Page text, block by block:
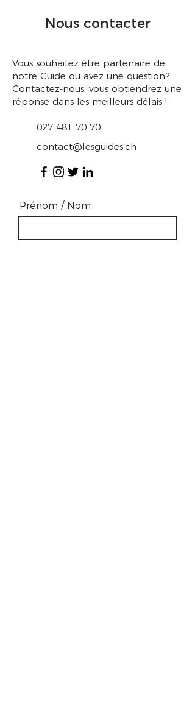
Nous contacter
Vous souhaitez être partenaire de
notre Guide ou avez une question?
Contactez-nous, vous obtiendrez une
réponse dans les meilleurs délais !
027 481 70 70
contact@lesguides.ch
Prénom / Nom